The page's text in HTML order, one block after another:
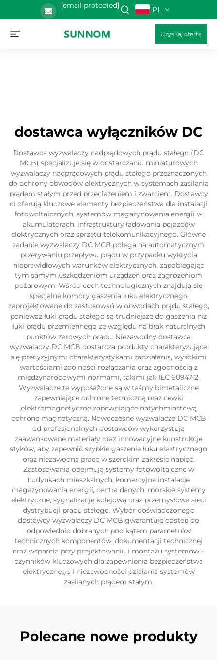
[email protected] PL
Uzyskaj ofertę
dostawca wyłączników DC
Dostawca wyzwalaczy nadprądowych prądu stałego (DC
MCB) specjalizuje się w dostarczaniu miniaturowych
wyzwalaczy nadprądowych prądu stałego przeznaczonych
do ochrony obwodów elektrycznych w systemach zasilania
prądem stałym przed przeciążeniem i zwarciem. Dostawcy
ci oferują kluczowe elementy bezpieczeństwa dla instalacji
fotowoltaicznych, systemów magazynowania energii w
akumulatorach, infrastruktury ładowania pojazdów
elektrycznych oraz sprzętu telekomunikacyjnego. Główne
zadanie wyzwalaczy DC MCB polega na automatycznym
przerywaniu przepływu prądu w przypadku wykrycia
nieprawidłowych warunków elektrycznych, zapobiegając
tym samym uszkodzeniom urządzeń oraz zagrożeniom
pożarowym. Wśród cech technologicznych znajdują się
specjalne komory gaszenia łuku elektrycznego
zaprojektowane do zastosowań w obwodach prądu stałego,
ponieważ łuki prądu stałego są trudniejsze do gaszenia niż
łuki prądu przemiennego ze względu na brak naturalnych
punktów zerowych prądu. Niezawodny dostawca
wyzwalaczy DC MCB dostarcza produkty charakteryzujące
się precyzyjnymi charakterystykami zadziałania, wysokimi
wartościami zdolności rozłączania oraz zgodnością z
międzynarodowymi normami, takimi jak IEC 60947-2.
Wyzwalacze te wyposażone są w taśmy bimetaliczne
zapewniające ochronę termiczną oraz cewki
elektromagnetyczne zapewniające natychmiastową
ochronę magnetyczną. Nowoczesne wyzwalacze DC MCB
od profesjonalnych dostawców wykorzystują
zaawansowane materiały oraz innowacyjne konstrukcje
styków, aby zapewnić szybkie gaszenie łuku elektrycznego
oraz niezawodną pracę w szerokim zakresie napięć.
Zastosowania obejmują systemy fotowoltaiczne w
budynkach mieszkalnych, komercyjne instalacje
magazynowania energii, centra danych, morskie systemy
elektryczne, sygnalizację kolejową oraz przemysłowe sieci
dystrybucji prądu stałego. Wybór doświadczonego
dostawcy wyzwalaczy DC MCB gwarantuje dostęp do
odpowiednio dobranych pod kątem parametrów
technicznych komponentów, dokumentacji technicznej
oraz wsparcia przy projektowaniu i montażu systemów –
czynników kluczowych dla zapewnienia bezpieczeństwa
elektrycznego i niezawodności działania systemów
zasilanych prądem stałym.
Polecane nowe produkty